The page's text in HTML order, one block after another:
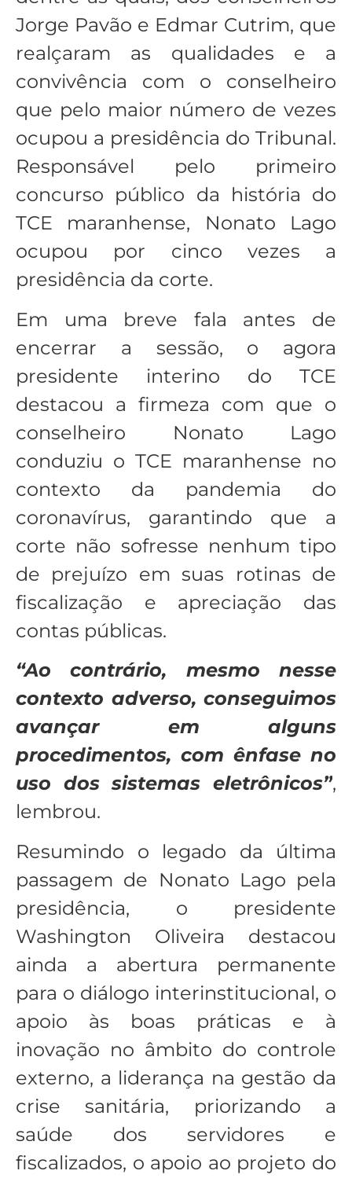
Jorge Pavão e Edmar Cutrim, que
realçaram as qualidades e a
convivência com o conselheiro
que pelo maior número de vezes
ocupou a presidência do Tribunal.
Responsável pelo primeiro
concurso público da história do
TCE maranhense, Nonato Lago
ocupou por cinco vezes a
presidência da corte.
Em uma breve fala antes de
encerrar a sessão, o agora
presidente interino do TCE
destacou a firmeza com que o
conselheiro Nonato Lago
conduziu o TCE maranhense no
contexto da pandemia do
coronavírus, garantindo que a
corte não sofresse nenhum tipo
de prejuízo em suas rotinas de
fiscalização e apreciação das
contas públicas.
“Ao contrário, mesmo nesse
contexto adverso, conseguimos
avançar em alguns
procedimentos, com ênfase no
uso dos sistemas eletrônicos”,
lembrou.
Resumindo o legado da última
passagem de Nonato Lago pela
presidência, o presidente
Washington Oliveira destacou
ainda a abertura permanente
para o diálogo interinstitucional, o
apoio às boas práticas e à
inovação no âmbito do controle
externo, a liderança na gestão da
crise sanitária, priorizando a
saúde dos servidores e
fiscalizados, o apoio ao projeto do